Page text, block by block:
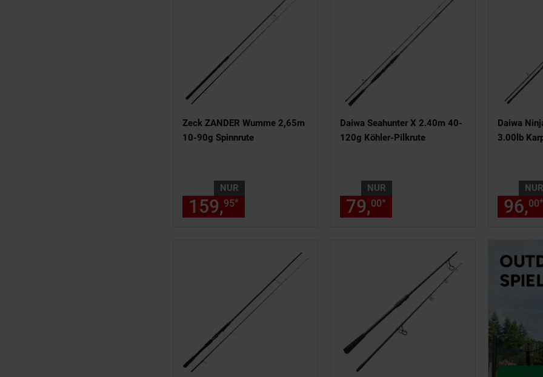
Zeck ZANDER Wumme 2,65m
10-90g Spinnrute
NUR
159,95* € Sternchen Fußnote,
Daiwa Seahunter X 2.40m 40-
120g Köhler-Pilkrute
NUR
79,00* €
Daiwa
3.00lb
NUR
96,00*